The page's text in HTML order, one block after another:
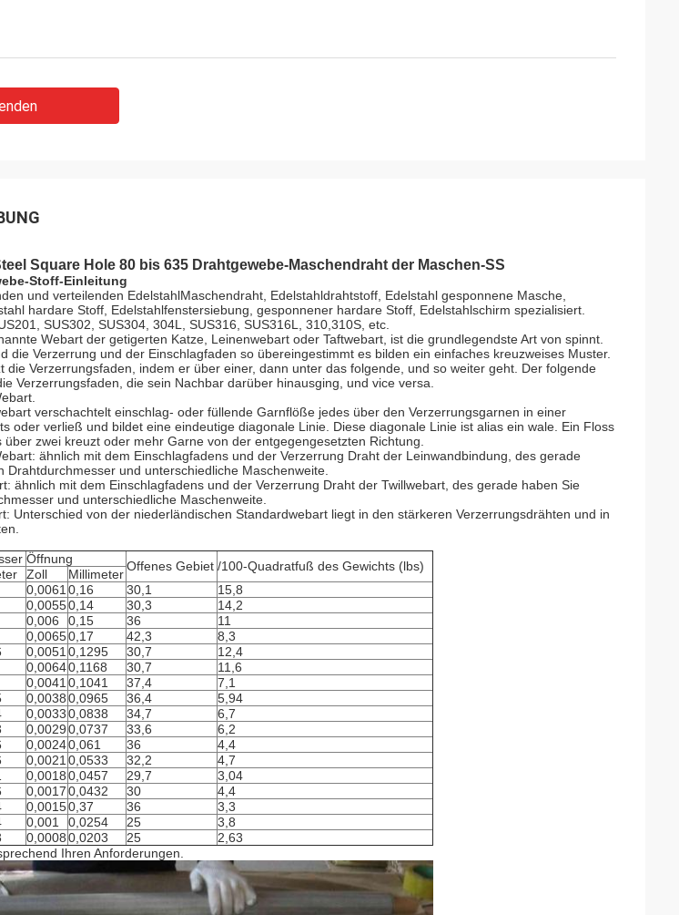
Square Hole 80 bis 635 Drahtgewebe-Maschendraht der Maschen-SS
Stoff-Einleitung
und verteilenden EdelstahlMaschendraht, Edelstahldrahtstoff, Edelstahl gesponnene Masche,
hardare Stoff, Edelstahlfenstersiebung, gesponnener hardare Stoff, Edelstahlschirm spezialisiert.
SUS302, SUS304, 304L, SUS316, SUS316L, 310,310S, etc.
Webart der getigerten Katze, Leinenwebart oder Taftwebart, ist die grundlegendste Art von spinnt.
die Verzerrung und der Einschlagfaden so übereingestimmt es bilden ein einfaches kreuzweises Muster.
die Verzerrungsfaden, indem er über einer, dann unter das folgende, und so weiter geht. Der folgende
Verzerrungsfaden, die sein Nachbar darüber hinausging, und vice versa.
verschachtelt einschlag- oder füllende Garnflöße jedes über den Verzerrungsgarnen in einer
oder verließ und bildet eine eindeutige diagonale Linie. Diese diagonale Linie ist alias ein wale. Ein Floss
über zwei kreuzt oder mehr Garne von der entgegengesetzten Richtung.
ähnlich mit dem Einschlagfadens und der Verzerrung Draht der Leinwandbindung, des gerade
Drahtdurchmesser und unterschiedliche Maschenweite.
ähnlich mit dem Einschlagfadens und der Verzerrung Draht der Twillwebart, des gerade haben Sie
und unterschiedliche Maschenweite.
Unterschied von der niederländischen Standardwebart liegt in den stärkeren Verzerrungsdrähten und in
Öffnung Offenes Gebiet /100-Quadratfuß des Gewichts (lbs)
Zoll
Millimeter
0,0061 0,16 30,1
15,8
0,00550,14 30,3
14,2
0,006 0,15 36
11
0,00650,17 42,3
8,3
0,0051 0,1295 30,7
12,4
0,00640,1168 30,7
11,6
0,0041 0,1041 37,4
7,1
0,00380,0965 36,4
5,94
0,00330,0838 34,7
6,7
0,00290,0737 33,6
6,2
0,00240,061 36
4,4
0,0021 0,0533 32,2
4,7
0,00180,0457 29,7
3,04
0,00170,0432 30
4,4
0,00150,37 36
3,3
0,001 0,0254 25
3,8
0,00080,0203 25
2,63
Ihren Anforderungen.